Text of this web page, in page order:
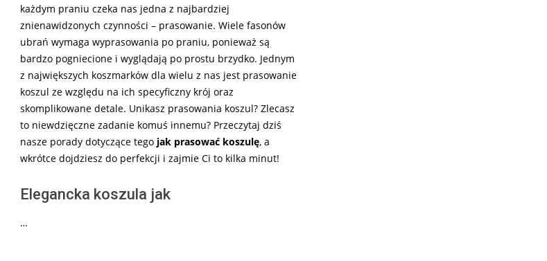
każdym praniu czeka nas jedna z najbardziej
znienawidzonych czynności – prasowanie. Wiele fasonów
ubrań wymaga wyprasowania po praniu, ponieważ są
bardzo pogniecione i wyglądają po prostu brzydko. Jednym
z największych koszmarków dla wielu z nas jest prasowanie
koszul ze względu na ich specyficzny krój oraz
skomplikowane detale. Unikasz prasowania koszul? Zlecasz
to niewdzięczne zadanie komuś innemu? Przeczytaj dziś
nasze porady dotyczące tego jak prasować koszulę, a
wkrótce dojdziesz do perfekcji i zajmie Ci to kilka minut!
Elegancka koszula jak
…